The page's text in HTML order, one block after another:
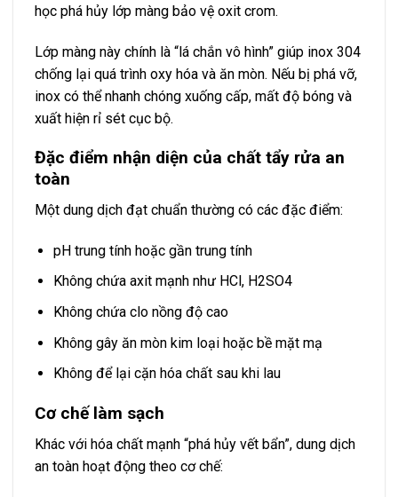
học phá hủy lớp màng bảo vệ oxit crom.
Lớp màng này chính là “lá chắn vô hình” giúp inox 304
chống lại quá trình oxy hóa và ăn mòn. Nếu bị phá vỡ,
inox có thể nhanh chóng xuống cấp, mất độ bóng và
xuất hiện rỉ sét cục bộ.
Đặc điểm nhận diện của chất tẩy rửa an
toàn
Một dung dịch đạt chuẩn thường có các đặc điểm:
pH trung tính hoặc gần trung tính
Không chứa axit mạnh như HCl, H2SO4
Không chứa clo nồng độ cao
Không gây ăn mòn kim loại hoặc bề mặt mạ
Không để lại cặn hóa chất sau khi lau
Cơ chế làm sạch
Khác với hóa chất mạnh “phá hủy vết bẩn”, dung dịch
an toàn hoạt động theo cơ chế: